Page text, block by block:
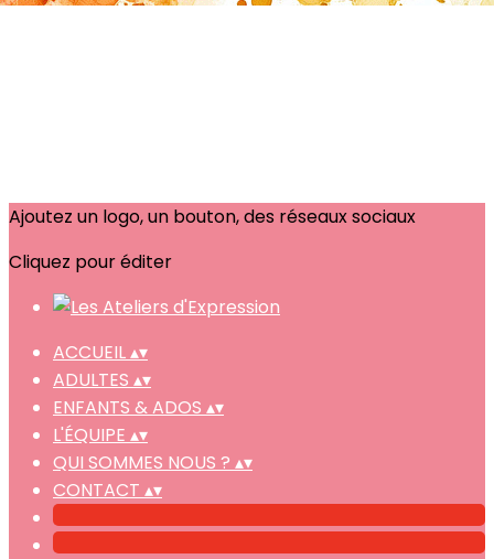
Ajoutez un logo, un bouton, des réseaux sociaux
Cliquez pour éditer
ACCUEIL▴▾
ADULTES ▴▾
ENFANTS & ADOS ▴▾
L'ÉQUIPE ▴▾
QUI SOMMES NOUS ? ▴▾
CONTACT ▴▾